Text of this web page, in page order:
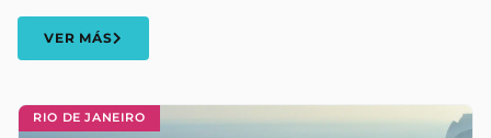
RIO DE JANEIRO
VER MÁS